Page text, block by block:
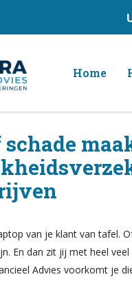
Home
van je klant van tafel.
En dan zit jij met heel
Advies voorkomt je